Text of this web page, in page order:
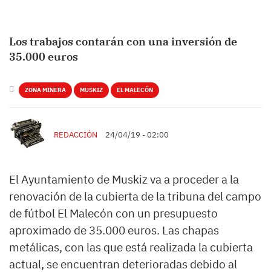
Los trabajos contarán con una inversión de
35.000 euros
ZONA MINERA MUSKIZ EL MALECÓN
REDACCIÓN 24/04/19 - 02:00
El Ayuntamiento de Muskiz va a proceder a la
renovación de la cubierta de la tribuna del campo
de fútbol El Malecón con un presupuesto
aproximado de 35.000 euros. Las chapas
metálicas, con las que está realizada la cubierta
actual, se encuentran deterioradas debido al